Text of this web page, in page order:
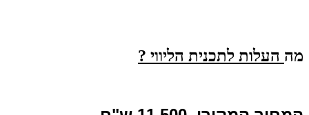
מה העלות לתכנית הליווי ?